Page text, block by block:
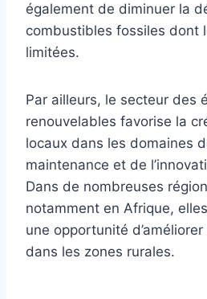
également de diminuer la
combustibles fossiles dont
limitées.
Par ailleurs, le secteur des
renouvelables favorise la
locaux dans les domaines
maintenance et de
Dans de nombreuses
notamment en Afrique,
une opportunité d’améliorer
dans les zones rurales.